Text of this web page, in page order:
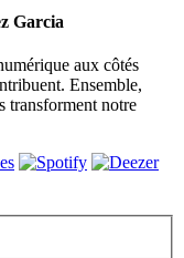
Garcia
aux côtés
Ensemble,
transforment notre